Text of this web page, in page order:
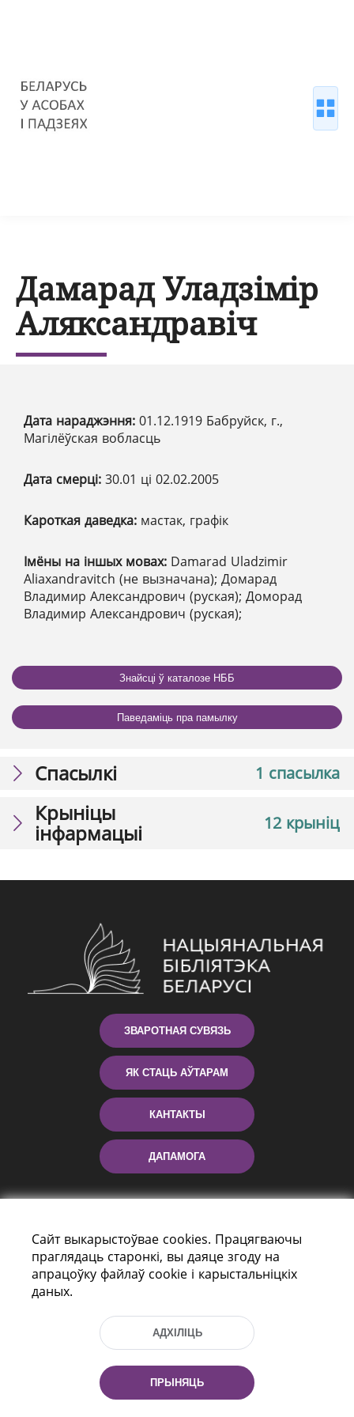
Дамарад Уладзімір
Аляксандравіч
Дата нараджэння: 01.12.1919 Бабруйск, г.,
Магілёўская вобласць
Дата смерці: 30.01 ці 02.02.2005
Кароткая даведка: мастак, графік
Імёны на іншых мовах: Damarad Uladzimir
Aliaxandravitch (не вызначана); Домарад
Владимир Александрович (руская); Доморад
Владимир Александрович (руская);
Знайсці ў каталозе НББ
Паведаміць пра памылку
1 спасылка
Спасылкі
12 крыніц
Крыніцы
інфармацыі
ЗВАРОТНАЯ СУВЯЗЬ
ЯК СТАЦЬ АЎТАРАМ
КАНТАКТЫ
ДАПАМОГА
г. Мiнск, Рэспубліка Беларусь, 220114
Тэл.: (+375 17) 368 37 37, Факс: (+375 17)
Эл. пошта: inbox@nlb.by
Сайт выкарыстоўвае cookies. Працягваючы
праглядаць старонкі, вы даяце згоду на
апрацоўку файлаў cookie і карыстальніцкіх
даных.
АДХІЛІЦЬ
ПРЫНЯЦЬ